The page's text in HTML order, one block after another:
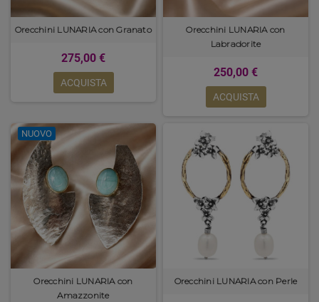
Orecchini LUNARIA con Granato
275,00 €
ACQUISTA
Orecchini LUNARIA con
Labradorite
250,00 €
ACQUISTA
NUOVO
Orecchini LUNARIA con
Amazzonite
Orecchini LUNARIA con Perle